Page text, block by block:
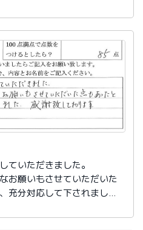
うございました。
ていただきました。
お願いもさせていただいた
充分対応して下されまし